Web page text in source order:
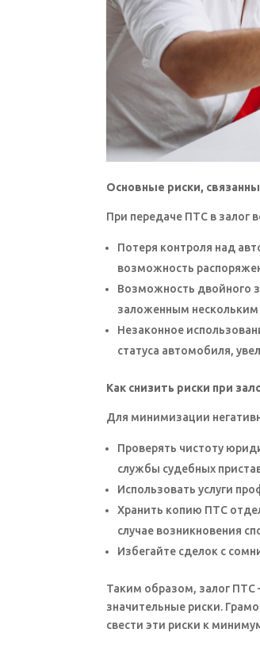
Основные риски,
При передаче ПТС в залог
Потеря контроля над
возможность
Возможность двойного
заложенным нескольким
Незаконное
статуса автомобиля,
Как снизить риски при
Для минимизации
Проверять чистоту
службы судебных
Использовать услуги
Хранить копию ПТС
случае возникновения
Избегайте сделок с
Таким образом, залог ПТС
значительные риски.
свести эти риски к